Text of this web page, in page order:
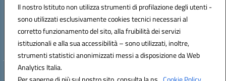
Il nostro Istituto non utilizza strumenti di profilazione degli utenti -
sono utilizzati esclusivamente cookies tecnici necessari al
corretto funzionamento del sito, alla fruibilità dei servizi
istituzionali e alla sua accessibilità – sono utilizzati, inoltre,
strumenti statistici anonimizzati messi a disposizione da Web
Analytics Italia.
Codice fiscale: 82000940807
Codice meccanografico:RCIC84800T
Codice Indice delle Pubbliche Amministrazioni (IPA): istsc_rcic84800t
Codice unico di fatturazione (CUF): UF3A7N
Hosting & Powered by 3D Solution S.r.l.